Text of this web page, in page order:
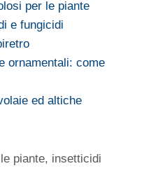
per le piante
e fungicidi
ornamentali: come
ed altiche
piante, insetticidi